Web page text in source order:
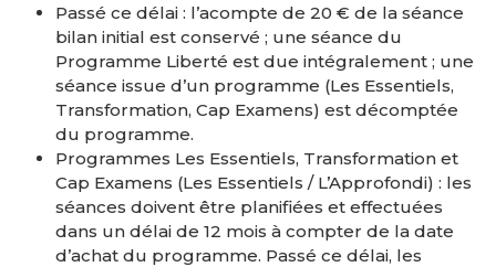
Passé ce délai : l’acompte de 20 € de la séance
bilan initial est conservé ; une séance du
Programme Liberté est due intégralement ; une
séance issue d’un programme (Les Essentiels,
Transformation, Cap Examens) est décomptée
du programme.
Programmes Les Essentiels, Transformation et
Cap Examens (Les Essentiels / L’Approfondi) : les
séances doivent être planifiées et effectuées
dans un délai de 12 mois à compter de la date
d’achat du programme. Passé ce délai, les